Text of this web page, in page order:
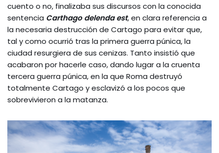
cuento o no, finalizaba sus discursos con la conocida
sentencia Carthago delenda est, en clara referencia a
la necesaria destrucción de Cartago para evitar que,
tal y como ocurrió tras la primera guerra púnica, la
ciudad resurgiera de sus cenizas. Tanto insistió que
acabaron por hacerle caso, dando lugar a la cruenta
tercera guerra púnica, en la que Roma destruyó
totalmente Cartago y esclavizó a los pocos que
sobrevivieron a la matanza.